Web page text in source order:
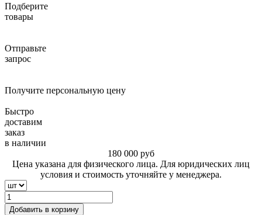
Подберите
товары
Отправьте
запрос
Получите персональную цену
Быстро
доставим
заказ
в наличии
180 000 руб
Цена указана для физического лица. Для юридических лиц
условия и стоимость уточняйте у менеджера.
Добавить в корзину